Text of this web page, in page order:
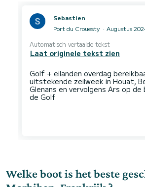
Sebastien
Port du Crouesty
Augustus
Automatisch vertaalde tekst
Laat originele tekst zien
Golf + eilanden overdag
uitstekende zeilweek in Houat,
Glenans en vervolgens Ars op de
Welke boot is het beste